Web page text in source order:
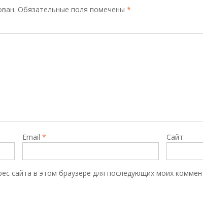
Обязательные поля помечены *
Email * Сайт
сайта в этом браузере для последующих моих